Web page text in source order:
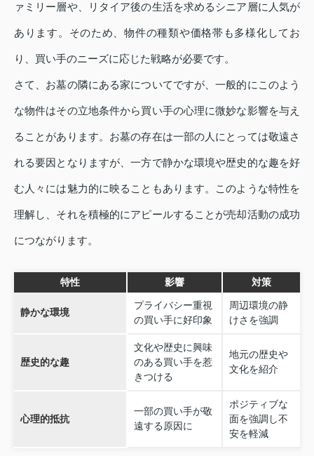
ァミリー層や、リタイア後の生活を求めるシニア層に人気が
あります。そのため、物件の種類や価格帯も多様化してお
り、買い手のニーズに応じた戦略が必要です。
さて、お墓の隣にある家についてですが、一般的にこのよう
な物件はその立地条件から買い手の心理に微妙な影響を与え
ることがあります。お墓の存在は一部の人にとっては敬遠さ
れる要因となりますが、一方で静かな環境や歴史的な趣を好
む人々には魅力的に映ることもあります。このような特性を
理解し、それを積極的にアピールすることが売却活動の成功
につながります。
特性 影響 対策
静かな環境
プライバシー重視
の買い手に好印象
周辺環境の静
けさを強調
歴史的な趣
文化や歴史に興味
のある買い手を惹
きつける
地元の歴史や
文化を紹介
心理的抵抗
一部の買い手が敬
遠する原因に
ポジティブな
面を強調し不
安を軽減